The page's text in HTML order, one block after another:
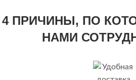
4 ПРИЧИНЫ, ПО
НАМИ